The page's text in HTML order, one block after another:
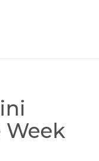
Week